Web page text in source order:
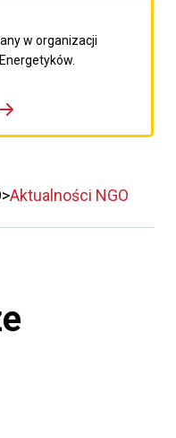
w organizacji
Przejdź do następnego
Aktualności NGO